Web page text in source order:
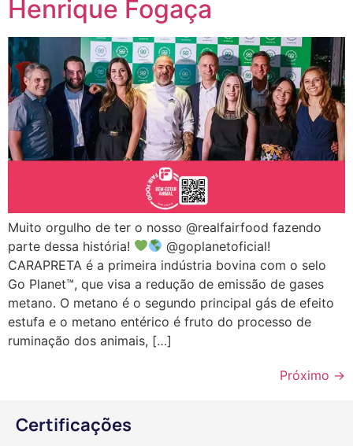
Henrique Fogaça
Muito orgulho de ter o nosso @realfairfood fazendo
parte dessa história!
@goplanetoficial!
CARAPRETA é a primeira indústria bovina com o selo
Go Planet™, que visa a redução de emissão de gases
metano. O metano é o segundo principal gás de efeito
estufa e o metano entérico é fruto do processo de
ruminação dos animais, […]
Próximo →
Certificações